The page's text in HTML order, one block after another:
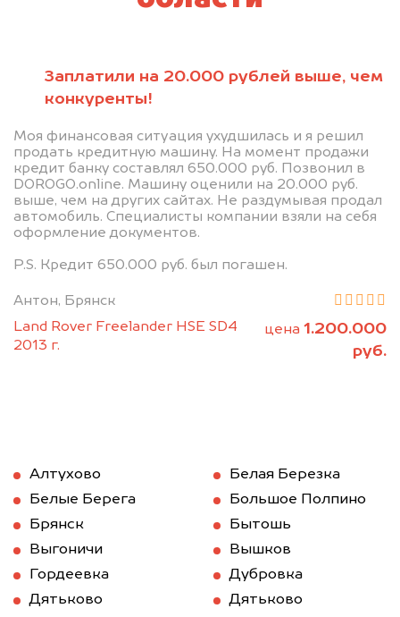
Заплатили на 20.000 рублей выше, чем
конкуренты!
Моя финансовая ситуация ухудшилась и я решил
продать кредитную машину. На момент продажи
кредит банку составлял 650.000 руб. Позвонил в
DOROGO.online. Машину оценили на 20.000 руб.
выше, чем на других сайтах. Не раздумывая продал
автомобиль. Специалисты компании взяли на себя
оформление документов.
P.S. Кредит 650.000 руб. был погашен.
Антон, Брянск
Land Rover Freelander HSE SD4
2013 г.
цена 1.200.000
руб.
Алтухово
Белая Березка
Белые Берега
Большое Полпино
Брянск
Бытошь
Выгоничи
Вышков
Гордеевка
Дубровка
Дятьково
Дятьково